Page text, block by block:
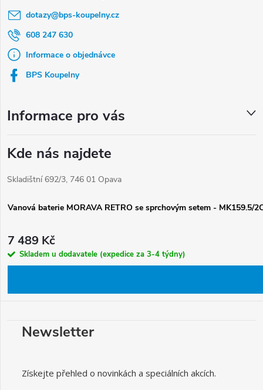
Vanová baterie MORAVA RETRO se sprchovým setem - MK159.5/
7 489 Kč
Skladem u dodavatele (expedice za 3-4 týdny)
dotazy@bps-koupelny.cz
608 247 630
Informace o objednávce
BPS Koupelny
Informace pro vás
Kde nás najdete
Skladištní 692/3, 746 01 Opava
Newsletter
Získejte přehled o novinkách a speciálních akcích.